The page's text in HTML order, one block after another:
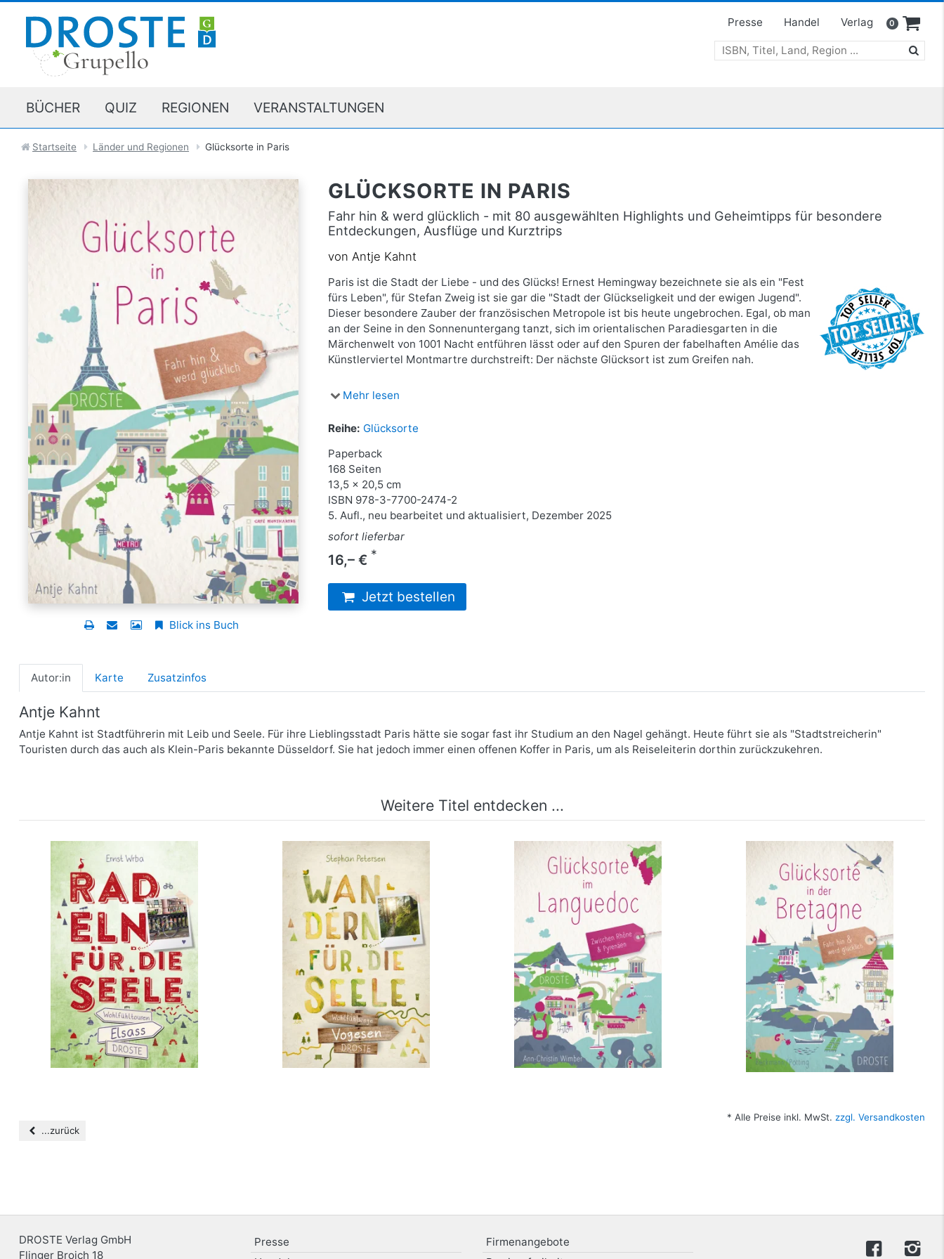
Presse Handel Verlag 0
BÜCHER QUIZ REGIONEN VERANSTALTUNGEN
Startseite Länder und Regionen Glücksorte in Paris
Blick ins Buch
GLÜCKSORTE IN PARIS
Fahr hin & werd glücklich - mit 80 ausgewählten Highlights und Geheimtipps für besondere
Entdeckungen, Ausflüge und Kurztrips
von Antje Kahnt
Paris ist die Stadt der Liebe - und des Glücks! Ernest Hemingway bezeichnete sie als ein "Fest
fürs Leben", für Stefan Zweig ist sie gar die "Stadt der Glückseligkeit und der ewigen Jugend".
Dieser besondere Zauber der französischen Metropole ist bis heute ungebrochen. Egal, ob man
an der Seine in den Sonnenuntergang tanzt, sich im orientalischen Paradiesgarten in die
Märchenwelt von 1001 Nacht entführen lässt oder auf den Spuren der fabelhaften Amélie das
Künstlerviertel Montmartre durchstreift: Der nächste Glücksort ist zum Greifen nah.
Mehr lesen
Reihe: Glücksorte
Paperback
168 Seiten
13,5 x 20,5 cm
ISBN 978-3-7700-2474-2
5. Aufl., neu bearbeitet und aktualisiert, Dezember 2025
sofort lieferbar
16,– € *
Jetzt bestellen
Autor:in Karte Zusatzinfos
Antje Kahnt
Antje Kahnt ist Stadtführerin mit Leib und Seele. Für ihre Lieblingsstadt Paris hätte sie sogar fast ihr Studium an den Nagel gehängt. Heute führt sie als "Stadtstreicherin"
Touristen durch das auch als Klein-Paris bekannte Düsseldorf. Sie hat jedoch immer einen offenen Koffer in Paris, um als Reiseleiterin dorthin zurückzukehren.
Weitere Titel entdecken ...
Elsass. Radeln für die Seele
mehr Infos …
bestellen
Vogesen. Wandern für die Seele
mehr Infos …
bestellen
Glücksorte im Languedoc.
Zwischen Rhône & Pyrenäen
mehr Infos …
bestellen
Glücksorte in der Bretagne
mehr Infos …
bestellen
...zurück
* Alle Preise inkl. MwSt. zzgl. Versandkosten
DROSTE Verlag GmbH
Flinger Broich 18
Presse
Firmenangebote